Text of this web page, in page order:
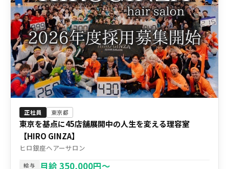
正社員 東京都
東京を基点に45店舗展開中の人生を変える理容室
【HIRO GINZA】
ヒロ銀座ヘアーサロン
給与 月給 350,000円〜